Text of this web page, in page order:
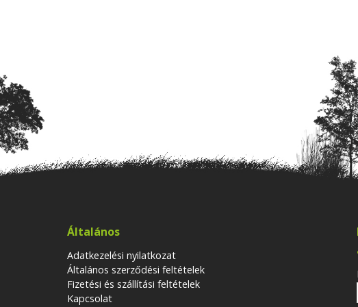
Általános
Adatkezelési nyilatkozat
Általános szerződési feltételek
Fizetési és szállítási feltételek
Kapcsolat